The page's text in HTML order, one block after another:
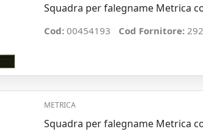
Squadra per falegname Metrica
Cod: 00454193 Cod Fornitore:
METRICA
Squadra per falegname Metrica